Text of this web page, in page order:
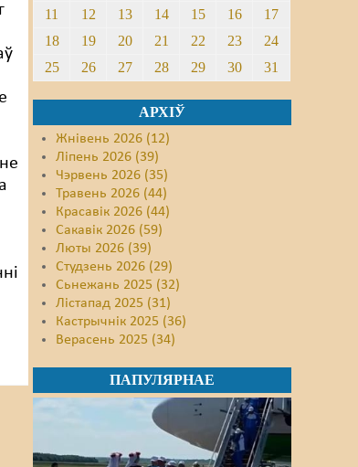
11
12 13 14 15 16
17
18
19 20 21 22 23
24
25
26 27 28 29 30 31
АРХІЎ
Жнівень 2026 (12)
Ліпень 2026 (39)
Чэрвень 2026 (35)
Травень 2026 (44)
Красавік 2026 (44)
Сакавік 2026 (59)
Люты 2026 (39)
Студзень 2026 (29)
Сьнежань 2025 (32)
Лістапад 2025 (31)
Кастрычнік 2025 (36)
Верасень 2025 (34)
ПАПУЛЯРНАЕ